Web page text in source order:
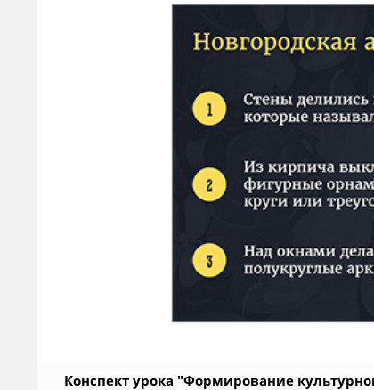
Конспект урока "Формирование